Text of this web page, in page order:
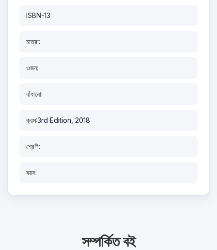
ISBN-13:
মাত্রা:
ওজন:
বাঁধানো:
ক্রম:3rd Edition, 2018
শ্রেণী:
বয়স:
সম্পর্কিত বই